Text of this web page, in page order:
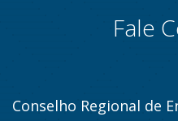
Fale
Conselho Regional de